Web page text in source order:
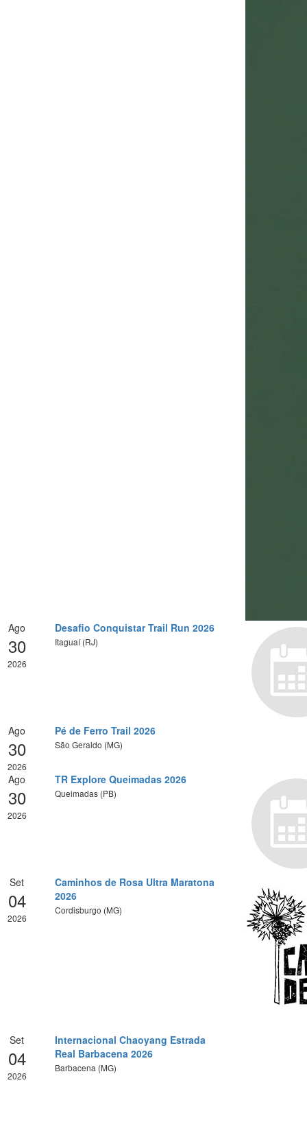
Ago
30
2026
Desafio Conquistar Trail Run 2026
Itaguaí (RJ)
Ago
30
2026
Pé de Ferro Trail 2026
São Geraldo (MG)
Ago
30
2026
TR Explore Queimadas 2026
Queimadas (PB)
Set
04
2026
Caminhos de Rosa Ultra Maratona
2026
Cordisburgo (MG)
Set
04
2026
Internacional Chaoyang Estrada
Real Barbacena 2026
Barbacena (MG)